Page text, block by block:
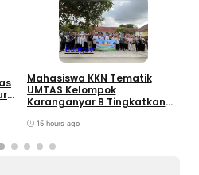
Edugov
Mahasiswa KKN Tematik
UMTAS Kelompok
Karanganyar B Tingkatkan
melalui Program GEMILANG
15 hours ago